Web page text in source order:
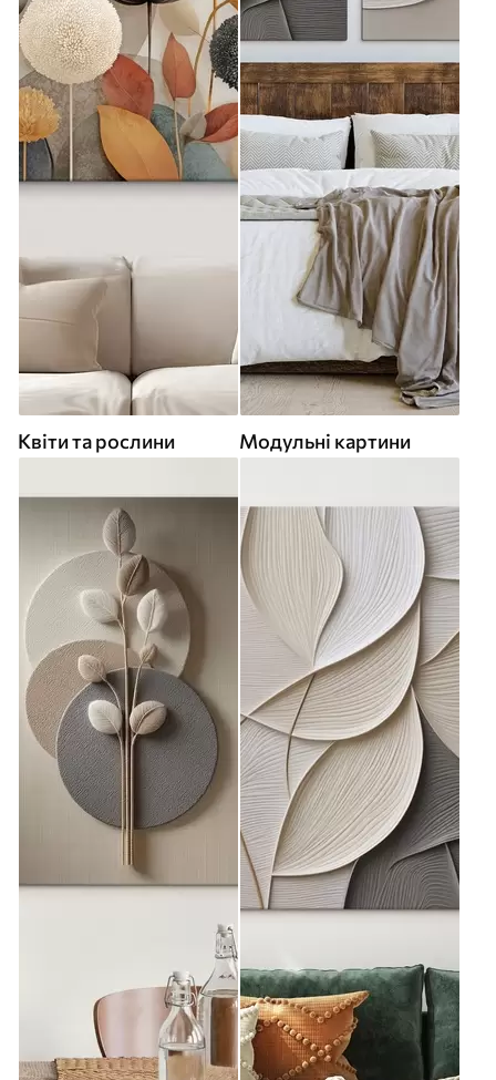
Квіти та рослини Модульні картини